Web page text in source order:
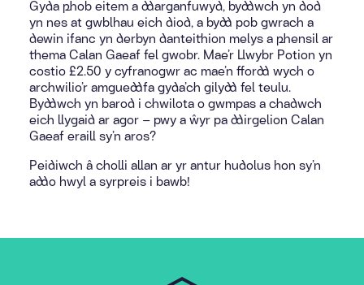
Gyda phob eitem a ddarganfuwyd, byddwch yn dod
yn nes at gwblhau eich diod, a bydd pob gwrach a
dewin ifanc yn derbyn danteithion melys a phensil ar
thema Calan Gaeaf fel gwobr. Mae’r Llwybr Potion yn
costio £2.50 y cyfranogwr ac mae’n ffordd wych o
archwilio’r amgueddfa gyda’ch gilydd fel teulu.
Byddwch yn barod i chwilota o gwmpas a chadwch
eich llygaid ar agor – pwy a ŵyr pa ddirgelion Calan
Gaeaf eraill sy’n aros?
Peidiwch â cholli allan ar yr antur hudolus hon sy’n
addo hwyl a syrpreis i bawb!